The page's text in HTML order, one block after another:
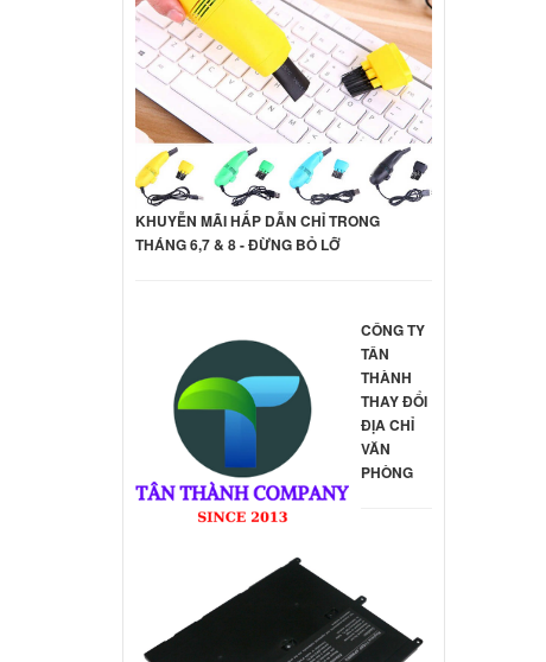
KHUYỄN MÃI HẤP DẪN CHỈ TRONG
THÁNG 6,7 & 8 - ĐỪNG BỎ LỠ
CÔNG TY
TÂN
THÀNH
THAY ĐỔI
ĐỊA CHỈ
VĂN
PHÒNG